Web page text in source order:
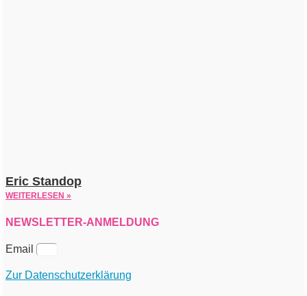
Eric Standop
WEITERLESEN »
NEWSLETTER-ANMELDUNG
Email
Zur Datenschutzerklärung